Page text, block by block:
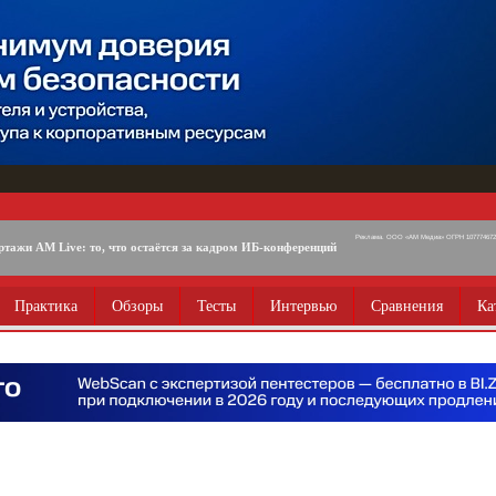
AM Live: то, что остаётся за кадром ИБ-конференций
Реклама. ООО «АМ Медиа» ОГРН
Практика Обзоры Тесты Интервью Сравнения